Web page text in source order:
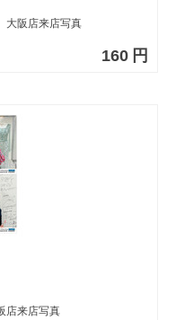
大阪店来店写真
160 円
店来店写真